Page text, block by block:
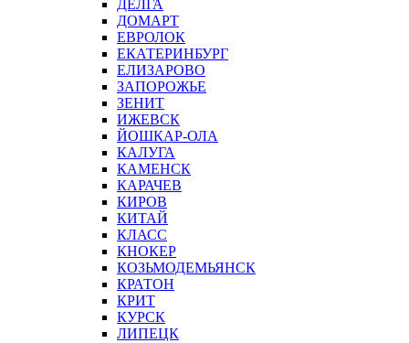
ДЕЛГА
ДОМАРТ
ЕВРОЛОК
ЕКАТЕРИНБУРГ
ЕЛИЗАРОВО
ЗАПОРОЖЬЕ
ЗЕНИТ
ИЖЕВСК
ЙОШКАР-ОЛА
КАЛУГА
КАМЕНСК
КАРАЧЕВ
КИРОВ
КИТАЙ
КЛАСС
КНОКЕР
КОЗЬМОДЕМЬЯНСК
КРАТОН
КРИТ
КУРСК
ЛИПЕЦК